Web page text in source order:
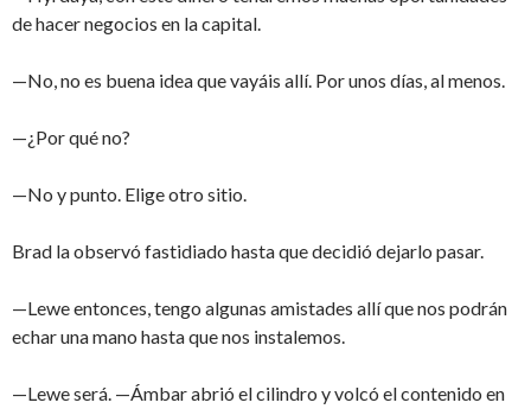
de hacer negocios en la capital.
—No, no es buena idea que vayáis allí. Por unos días, al menos.
—¿Por qué no?
—No y punto. Elige otro sitio.
Brad la observó fastidiado hasta que decidió dejarlo pasar.
—Lewe entonces, tengo algunas amistades allí que nos podrán
echar una mano hasta que nos instalemos.
—Lewe será. —Ámbar abrió el cilindro y volcó el contenido en